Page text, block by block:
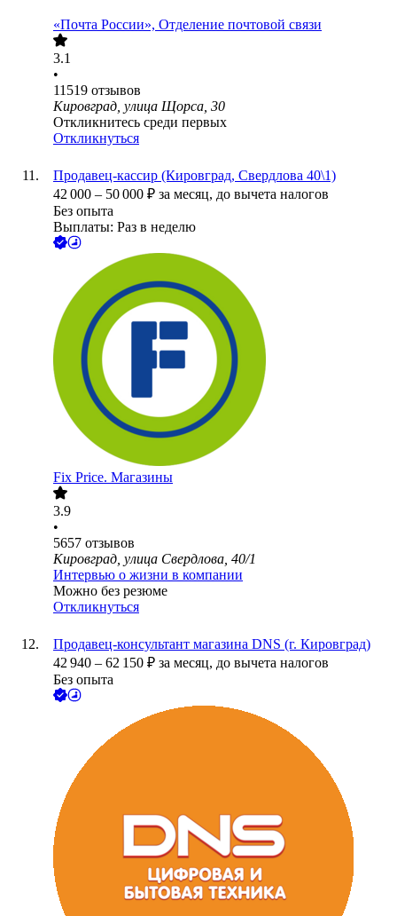
«Почта России», Отделение почтовой связи
3.1
•
11519 отзывов
Кировград, улица Щорса, 30
Откликнитесь среди первых
Откликнуться
Продавец-кассир (Кировград, Свердлова 40\1)
42 000 – 50 000 ₽ за месяц, до вычета налогов
Без опыта
Выплаты: Раз в неделю
Fix Price. Магазины
3.9
•
5657 отзывов
Кировград, улица Свердлова, 40/1
Интервью о жизни в компании
Можно без резюме
Откликнуться
Продавец-консультант магазина DNS (г. Кировград)
42 940 – 62 150 ₽ за месяц, до вычета налогов
Без опыта